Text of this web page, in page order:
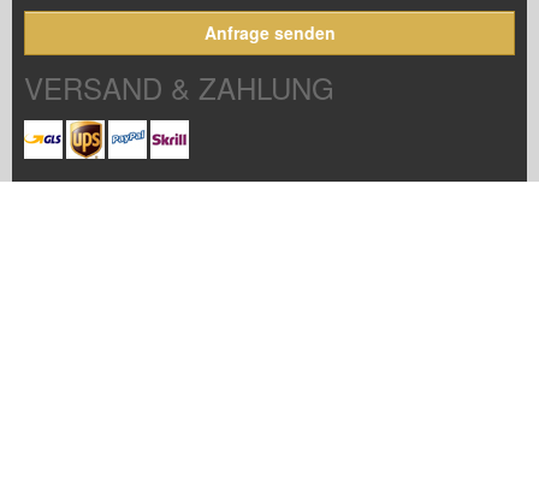
Anfrage senden
VERSAND & ZAHLUNG